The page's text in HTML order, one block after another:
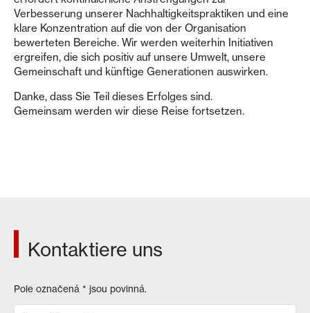
Verbesserung unserer Nachhaltigkeitspraktiken und eine
klare Konzentration auf die von der Organisation
bewerteten Bereiche. Wir werden weiterhin Initiativen
ergreifen, die sich positiv auf unsere Umwelt, unsere
Gemeinschaft und künftige Generationen auswirken.
Danke, dass Sie Teil dieses Erfolges sind.
Gemeinsam werden wir diese Reise fortsetzen.
Kontaktiere uns
Pole označená * jsou povinná.